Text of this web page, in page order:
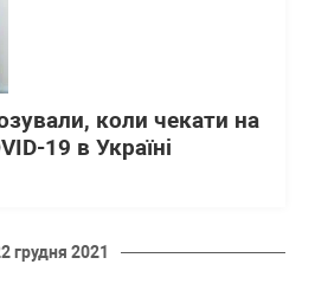
коли чекати на
19 в Україні
грудня 2021